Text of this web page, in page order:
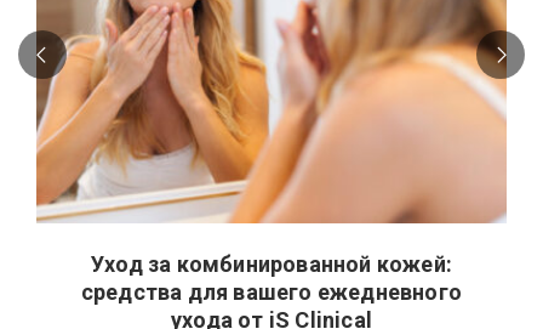
Уход за комбинированной кожей:
средства для вашего ежедневного
ухода от iS Clinical